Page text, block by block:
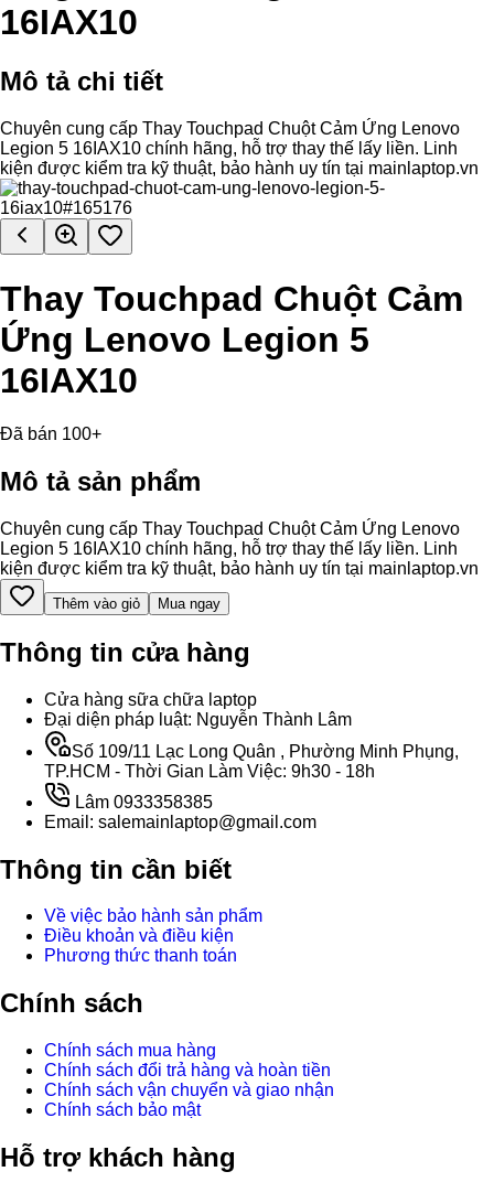
16IAX10
Mô tả chi tiết
Chuyên cung cấp Thay Touchpad Chuột Cảm Ứng Lenovo
Legion 5 16IAX10 chính hãng, hỗ trợ thay thế lấy liền. Linh
kiện được kiểm tra kỹ thuật, bảo hành uy tín tại mainlaptop.vn
Thay Touchpad Chuột Cảm
Ứng Lenovo Legion 5
16IAX10
Đã bán 100+
Mô tả sản phẩm
Chuyên cung cấp Thay Touchpad Chuột Cảm Ứng Lenovo
Legion 5 16IAX10 chính hãng, hỗ trợ thay thế lấy liền. Linh
kiện được kiểm tra kỹ thuật, bảo hành uy tín tại mainlaptop.vn
Thêm vào giỏ Mua ngay
Thông tin cửa hàng
Cửa hàng sữa chữa laptop
Đại diện pháp luật: Nguyễn Thành Lâm
Số 109/11 Lạc Long Quân , Phường Minh Phụng,
TP.HCM - Thời Gian Làm Việc: 9h30 - 18h
Lâm 0933358385
Email: salemainlaptop@gmail.com
Thông tin cần biết
Về việc bảo hành sản phẩm
Điều khoản và điều kiện
Phương thức thanh toán
Chính sách
Chính sách mua hàng
Chính sách đổi trả hàng và hoàn tiền
Chính sách vận chuyển và giao nhận
Chính sách bảo mật
Hỗ trợ khách hàng